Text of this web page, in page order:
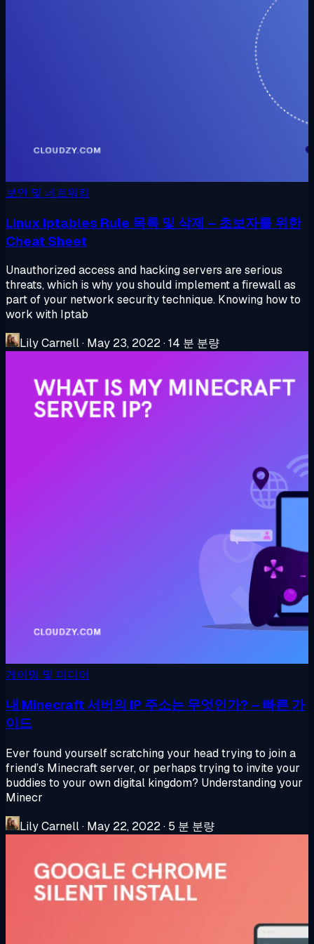
보안 및 네트워킹
Linux Iptables Rule 목록 및 삭제 – 초보자를 위한
Cheat Sheet
Unauthorized access and hacking servers are serious
threats, which is why you should implement a firewall as
part of your network security technique. Knowing how to
work with Iptab
Lily Carnell· May 23, 2022·14 분 분량
게이밍 및 미디어
내 Minecraft 서버의 IP 주소는 무엇인가? – 빠른 가
이드
Ever found yourself scratching your head trying to join a
friend’s Minecraft server, or perhaps trying to invite your
buddies to your own digital kingdom? Understanding your
Minecr
Lily Carnell· May 22, 2022· 5 분 분량